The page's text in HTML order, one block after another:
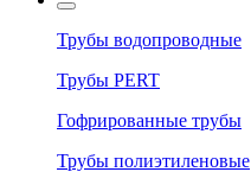
Трубы водопроводные
Трубы PERT
Гофрированные трубы
Трубы полиэтиленовые